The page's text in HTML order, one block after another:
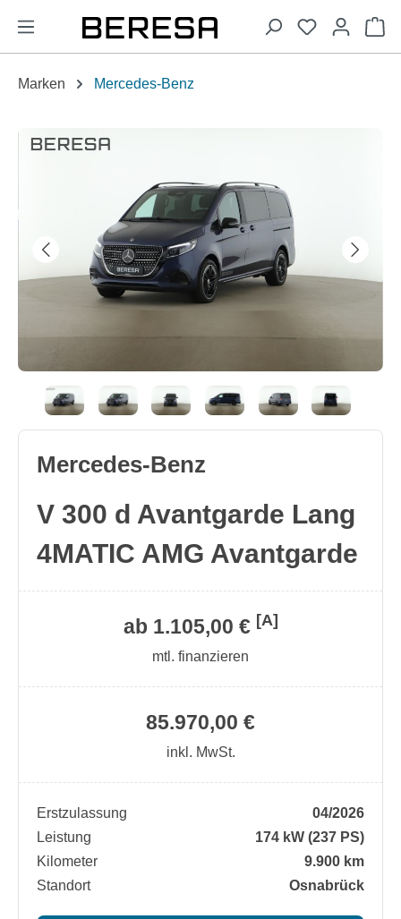
springen
Marken Mercedes-Benz
Bildergalerie überspringen
Mercedes-Benz
V 300 d Avantgarde Lang
4MATIC AMG Avantgarde
85.970,00 €
inkl. MwSt.
ab 1.105,00 € [A]
mtl. finanzieren
Erstzulassung
04/2026
Leistung
174 kW (237 PS)
Kilometer
9.900 km
Standort
Osnabrück